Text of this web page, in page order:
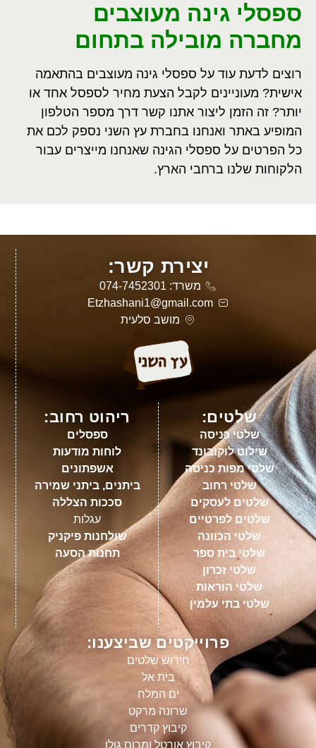
ספסלי גינה מעוצבים
מחברה מובילה בתחום
רוצים לדעת עוד על ספסלי גינה מעוצבים בהתאמה
אישית? מעוניינים לקבל הצעת מחיר לספסל אחד או
יותר? זה הזמן ליצור אתנו קשר דרך מספר הטלפון
המופיע באתר ואנחנו בחברת עץ השני נספק לכם את
כל הפרטים על ספסלי הגינה שאנחנו מייצרים עבור
הלקוחות שלנו ברחבי הארץ.
יצירת קשר:
משרד: 074-7452301
Etzhashani1@gmail.com
מושב סלעית
שלטים:
שלטי כניסה
שילוט לוקובונד
שלטי מפות כניסה
שלטי רחוב
שלטים לעסקים
שלטים לפרטיים
שלטי הכוונה
שלטי בית ספר
שלטי זכרון
שלטי הוראות
שלטי בתי עלמין
ריהוט רחוב:
ספסלים
לוחות מודעות
אשפתונים
ביתנים, ביתני שמירה
סככות הצללה
עגלות
שולחנות פיקניק
תחנות הסעה
פרוייקטים שביצענו:
חידוש שלטים
בית אל
ים המלח
שרונה מרקט
קיבוץ קדרים
קיבוץ אורטל ומרום גולן